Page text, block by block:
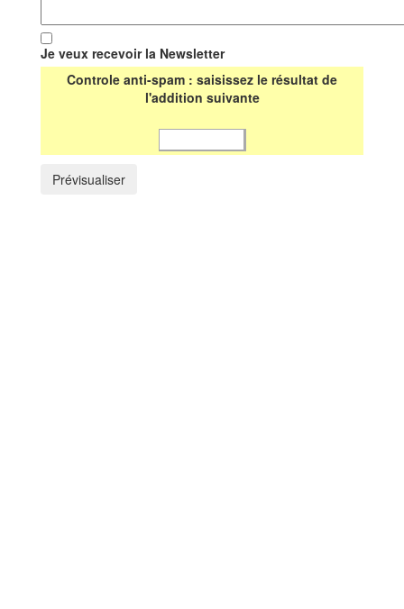
Je veux recevoir la Newsletter
Controle anti-spam : saisissez le résultat de
l'addition suivante